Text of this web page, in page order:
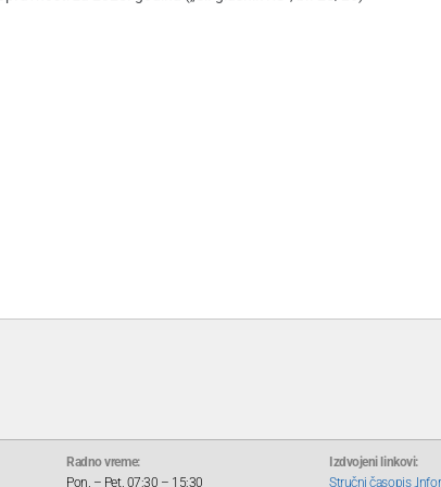
Radno vreme:
Pon. – Pet. 07:30 – 15:30
Izdvojeni linkovi:
Stručni časopis